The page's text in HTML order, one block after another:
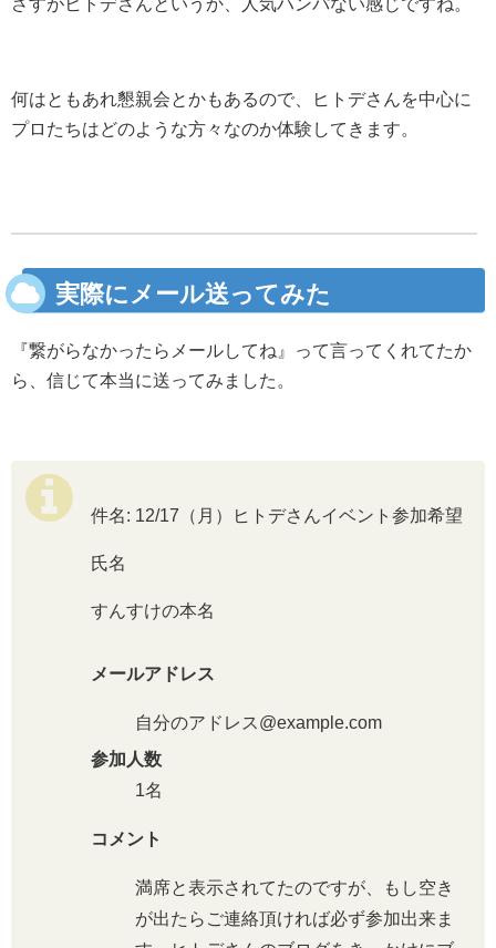
何はともあれ懇親会とかもあるので、ヒトデさんを中心に
プロたちはどのような方々なのか体験してきます。
実際にメール送ってみた
『繋がらなかったらメールしてね』って言ってくれてたか
ら、信じて本当に送ってみました。
件名: 12/17（月）ヒトデさんイベント参加希望
氏名
すんすけの本名
メールアドレス
自分のアドレス@example.com
参加人数
1名
コメント
満席と表示されてたのですが、もし空き
が出たらご連絡頂ければ必ず参加出来ま